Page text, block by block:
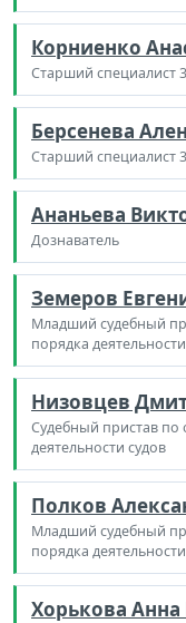
Корниенко
Старший специалист
Берсенева
Старший специалист
Ананьева
Дознаватель
Земеров
Младший судебный
порядка
Низовцев
Судебный пристав по
деятельности судов
Полков
Младший судебный
порядка
Хорькова